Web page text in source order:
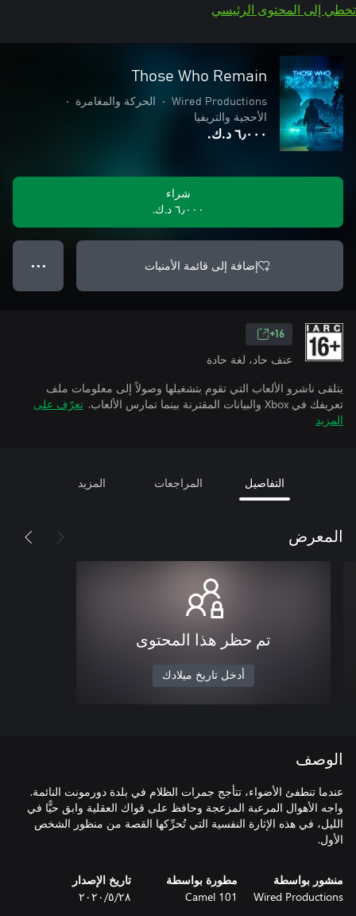
تخطي إلى المحتوى الرئيسي
Those Who Remain
Wired Productions
• الحركة والمغامرة
•
الأحجية والتريفيا
٦٫٠٠٠ د.ك.‏
شراء
٦٫٠٠٠ د.ك.‏
إضافة إلى قائمة الأمنيات ● ● ●
16+
عنف حاد، لغة حادة
يتلقى ناشرو الألعاب التي تقوم بتشغيلها وصولاً إلى معلومات ملف
تعريفك في Xbox والبيانات المقترنة بينما تمارس الألعاب.
تعرّف على
المزيد
التفاصيل المراجعات المزيد
المعرض
تم حظر هذا المحتوى
أدخل تاريخ ميلادك
الوصف
عندما تنطفئ الأضواء، تتأجج جمرات الظلام في بلدة دورمونت النائمة.
واجه الأهوال المرعبة المزعجة وحافظ على قواك العقلية وابق حيًّا في
الليل، في هذه الإثارة النفسية التي تُحرِّكها القصة من منظور الشخص
الأول.
منشور بواسطة
Wired Productions
مطورة بواسطة
Camel 101
تاريخ الإصدار
٢٨‏/٥‏/٢٠٢٠